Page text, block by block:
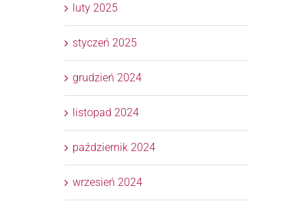
luty 2025
styczeń 2025
grudzień 2024
listopad 2024
październik 2024
wrzesień 2024